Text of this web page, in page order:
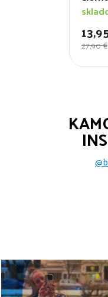
27,90 €